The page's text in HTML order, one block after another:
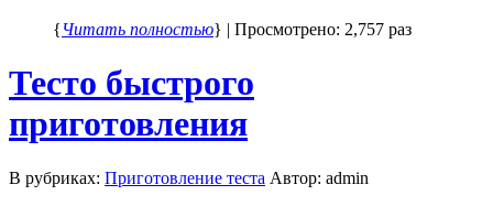
{Читать полностью} | Просмотрено: 2,757 раз
Тесто быстрого
приготовления
В рубриках: Приготовление теста Автор: admin